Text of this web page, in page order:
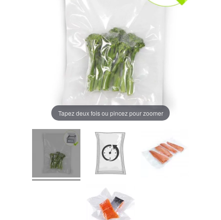
Tapez deux fois ou pincez pour zoomer